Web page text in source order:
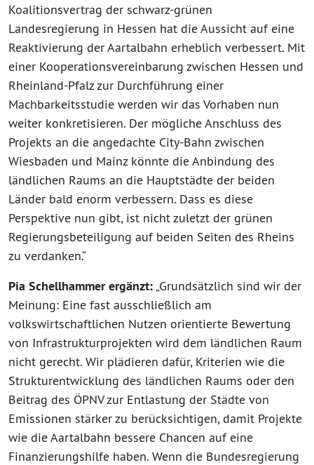
Koalitionsvertrag der schwarz-grünen
Landesregierung in Hessen hat die Aussicht auf eine
Reaktivierung der Aartalbahn erheblich verbessert. Mit
einer Kooperationsvereinbarung zwischen Hessen und
Rheinland-Pfalz zur Durchführung einer
Machbarkeitsstudie werden wir das Vorhaben nun
weiter konkretisieren. Der mögliche Anschluss des
Projekts an die angedachte City-Bahn zwischen
Wiesbaden und Mainz könnte die Anbindung des
ländlichen Raums an die Hauptstädte der beiden
Länder bald enorm verbessern. Dass es diese
Perspektive nun gibt, ist nicht zuletzt der grünen
Regierungsbeteiligung auf beiden Seiten des Rheins
zu verdanken.“
Pia Schellhammer ergänzt:„Grundsätzlich sind wir der
Meinung: Eine fast ausschließlich am
volkswirtschaftlichen Nutzen orientierte Bewertung
von Infrastrukturprojekten wird dem ländlichen Raum
nicht gerecht. Wir plädieren dafür, Kriterien wie die
Strukturentwicklung des ländlichen Raums oder den
Beitrag des ÖPNV zur Entlastung der Städte von
Emissionen stärker zu berücksichtigen, damit Projekte
wie die Aartalbahn bessere Chancen auf eine
Finanzierungshilfe haben. Wenn die Bundesregierung